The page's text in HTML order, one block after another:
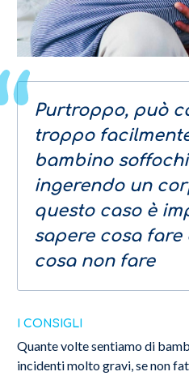
Purtroppo, può
troppo
bambino
ingerendo un
questo caso è
sapere cosa fare
cosa non fare
I CONSIGLI
Quante volte sentiamo di
incidenti molto gravi, se non